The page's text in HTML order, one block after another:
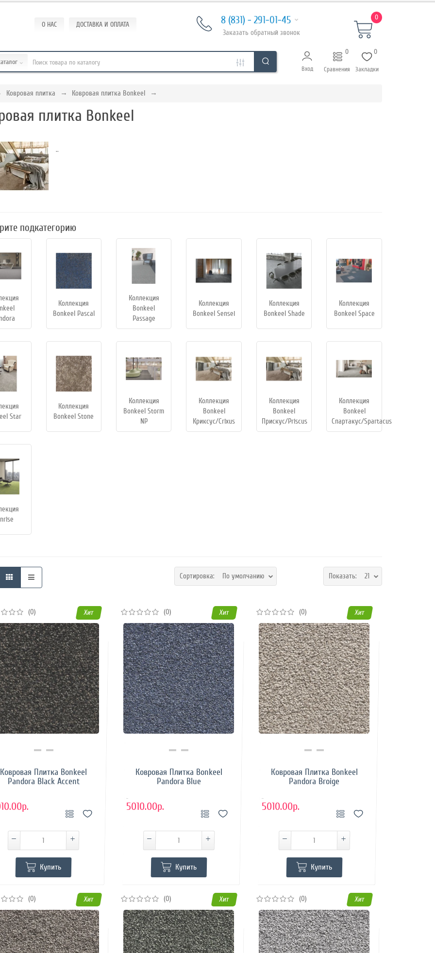
О НАС ДОСТАВКА И ОПЛАТА 8 (831) - 291-01-45
Заказатьобратныйзвонок
0
0
Закладки
0
Сравнения
Вход
Ковровая плитка Ковровая плитка Bonkeel
плитка Bonkeel
..
подкатегорию
Коллекция
Bonkeel Pascal
Коллекция
Bonkeel
Passage
Коллекция
Bonkeel Sensei
Коллекция
Bonkeel Shade
Коллекция
Bonkeel Space
Star
Коллекция
Bonkeel Stone
Коллекция
Bonkeel Storm
NP
Коллекция
Bonkeel
Криксус/Crixus
Коллекция
Bonkeel
Прискус/Priscus
Коллекция
Bonkeel
Спартакус/Spartacus
Показать: 21
Сортировка: По умолчанию
(0) Хит
Купить в 1 клик
Ковровая Плитка Bonkeel
Pandora Black Accent
Купить
(0) Хит
Купить в 1 клик
Ковровая Плитка Bonkeel
Pandora Blue
..
5010.00р.
Купить
(0) Хит
Купить в 1 клик
Ковровая Плитка Bonkeel
Pandora Broige
..
5010.00р.
Купить
(0) Хит (0) Хит (0) Хит